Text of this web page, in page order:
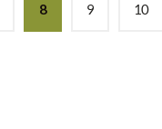
8 9 10